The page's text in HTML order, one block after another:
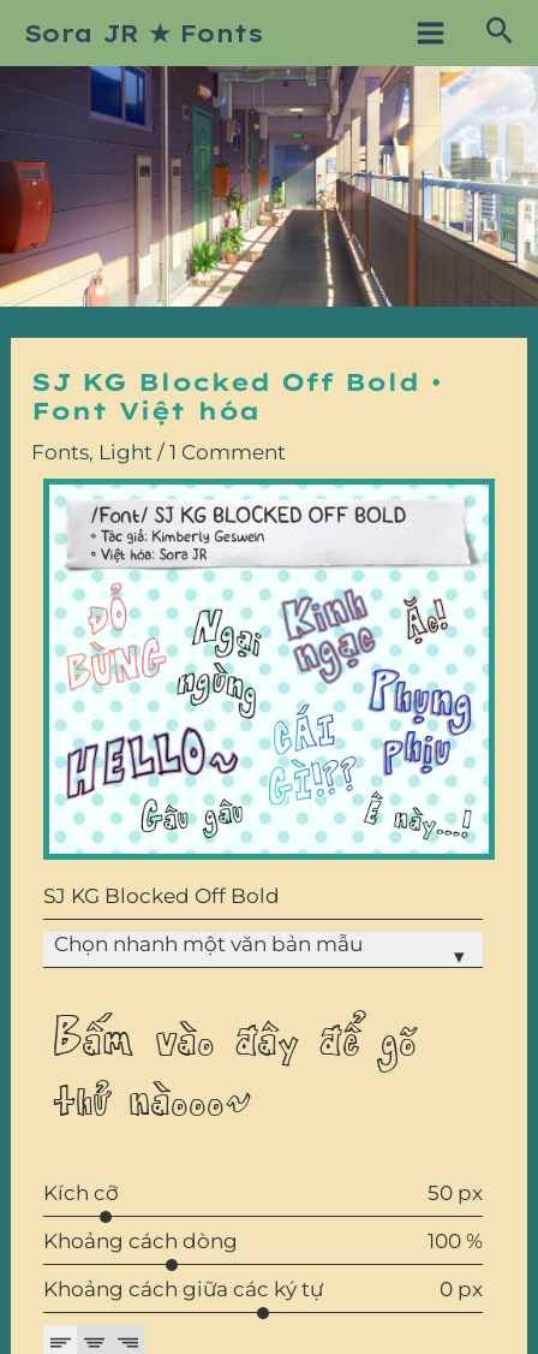
content
Sora JR ★ Fonts
Main
Menu
SJ KG Blocked Off Bold •
Font Việt hóa
Fonts, Light /1 Comment
SJ KG Blocked Off Bold
Chọn nhanh một văn bản mẫu
▾
Bấm vào đây để gõ
thử nàooo~
Kích cỡ
50 px
Khoảng cách dòng
100 %
Khoảng cách giữa các ký tự
0 px
navigation